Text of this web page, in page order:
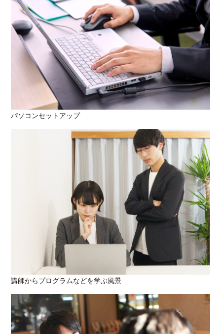
パソコンセットアップ
講師からプログラムなどを学ぶ風景